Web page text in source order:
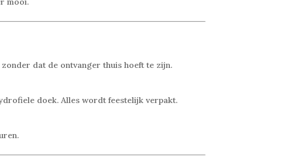
dat de ontvanger thuis hoeft te zijn.
doek. Alles wordt feestelijk verpakt.